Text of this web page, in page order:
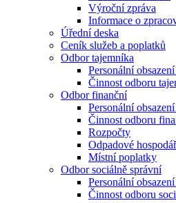
Výroční zpráva
Informace o
Úřední deska
Ceník služeb a poplatků
Odbor tajemníka
Personální
Činnost odboru
Odbor finanční
Personální
Činnost odboru
Rozpočty
Odpadové
Místní poplatky
Odbor sociálně správní
Personální
Činnost odboru